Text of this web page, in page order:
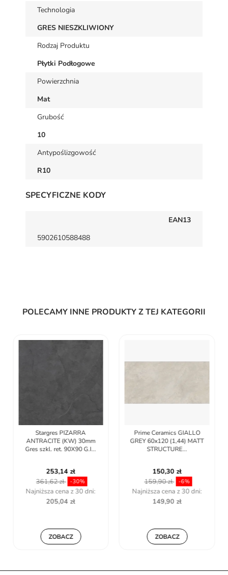
Technologia
GRES NIESZKLIWIONY
Rodzaj Produktu
Płytki Podłogowe
Powierzchnia
Mat
Grubość
10
Antypoślizgowość
R10
SPECYFICZNE KODY
EAN13
5902610588488
POLECAMY INNE PRODUKTY Z TEJ KATEGORII
Stargres PIZARRA
ANTRACITE (KW) 30mm
Gres szkl. ret. 90X90 G.I...
253,14 zł
361,62 zł -30%
Najniższa cena z 30 dni:
205,04 zł
ZOBACZ
Prime Ceramics GIALLO
GREY 60x120 (1,44) MATT
STRUCTURE...
150,30 zł
159,90 zł
-6%
Najniższa cena z 30 dni:
149,90 zł
ZOBACZ